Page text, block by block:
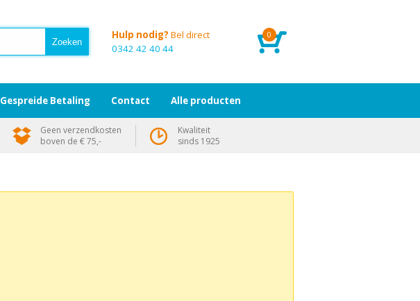
0
Hulp nodig? Bel direct
0342 42 40 44
Gespreide Betaling Contact Alle producten
Geen verzendkosten
boven de € 75,-
Kwaliteit
sinds 1925